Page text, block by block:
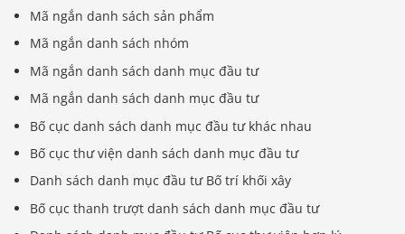
Mã ngắn danh sách sản phẩm
Mã ngắn danh sách nhóm
Mã ngắn danh sách danh mục đầu tư
Mã ngắn danh sách danh mục đầu tư
Bố cục danh sách danh mục đầu tư khác nhau
Bố cục thư viện danh sách danh mục đầu tư
Danh sách danh mục đầu tư Bố trí khối xây
Bố cục thanh trượt danh sách danh mục đầu tư